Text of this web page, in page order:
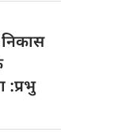
:प्रभु